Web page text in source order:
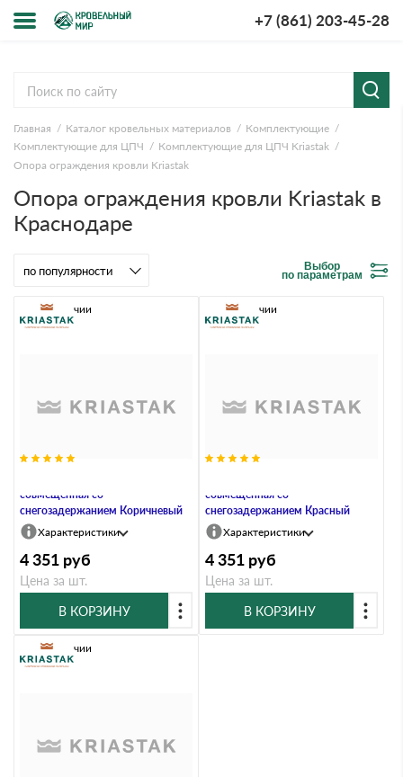
+7 (861) 203-45-28
компании
и оплата
Главная Каталог кровельных материалов
Комплектующие
Комплектующие для ЦПЧ
Комплектующие для ЦПЧ Kriastak
Опора ограждения кровли Kriastak
Опора ограждения кровли Kriastak в
Краснодаре
Выбор
по параметрам
совмещенная со
снегозадержанием Коричневый
В наличии
Характеристики
4 351 руб
Цена за шт.
В КОРЗИНУ
совмещенная со
снегозадержанием Красный
В наличии
Характеристики
4 351 руб
Цена за шт.
В КОРЗИНУ
В наличии